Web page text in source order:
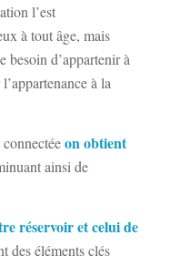
l’est
à tout âge, mais
besoin d’appartenir à
à la
on obtient
ainsi de
réservoiret celui de
des éléments clés